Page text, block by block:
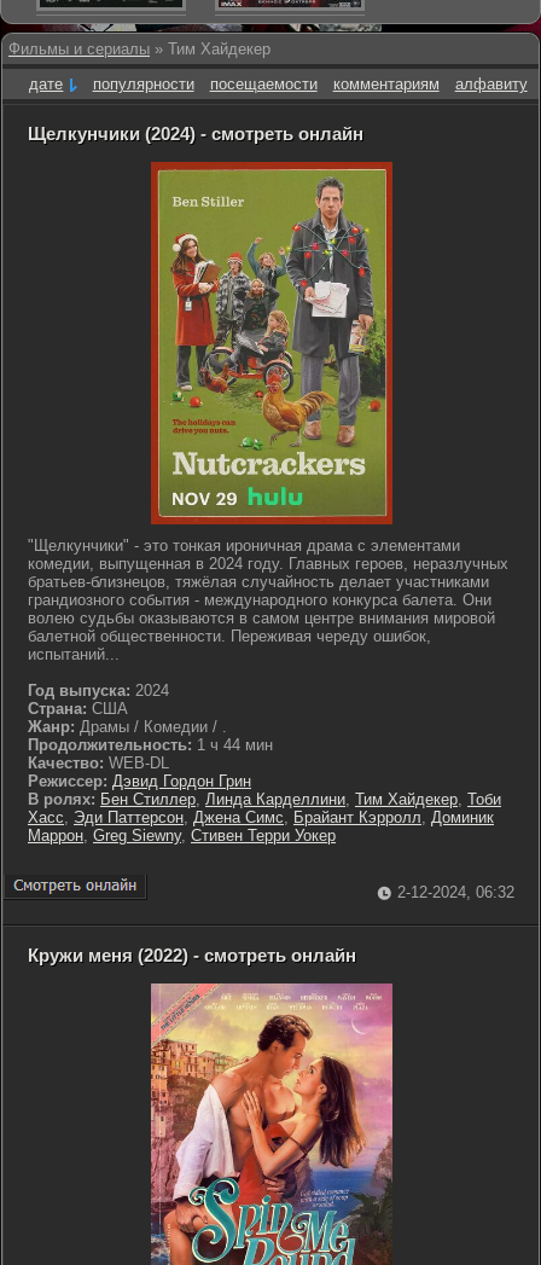
Фильмы и сериалы » Тим Хайдекер
дате
популярности посещаемости комментариям алфавиту
Щелкунчики (2024) - смотреть онлайн
"Щелкунчики" - это тонкая ироничная драма с элементами
комедии, выпущенная в 2024 году. Главных героев, неразлучных
братьев-близнецов, тяжёлая случайность делает участниками
грандиозного события - международного конкурса балета. Они
волею судьбы оказываются в самом центре внимания мировой
балетной общественности. Переживая череду ошибок,
испытаний...
Год выпуска: 2024
Страна: США
Жанр: Драмы / Комедии / .
Продолжительность: 1 ч 44 мин
Качество: WEB-DL
Режиссер: Дэвид Гордон Грин
В ролях: Бен Стиллер, Линда Карделлини, Тим Хайдекер, Тоби
Хасс, Эди Паттерсон, Джена Симс, Брайант Кэрролл, Доминик
Маррон, Greg Siewny, Стивен Терри Уокер
2-12-2024, 06:32
Кружи меня (2022) - смотреть онлайн